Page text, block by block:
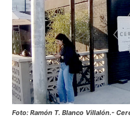
Foto: Ramón T. Blanco Villalón.-